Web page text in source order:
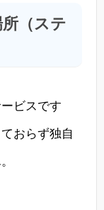
（ステ
ビスです
おらず独自